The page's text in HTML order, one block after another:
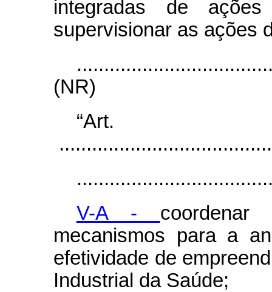
integradas de
supervisionar as ações
(NR)
V-A -
mecanismos para a
efetividade de
Industrial da Saúde;